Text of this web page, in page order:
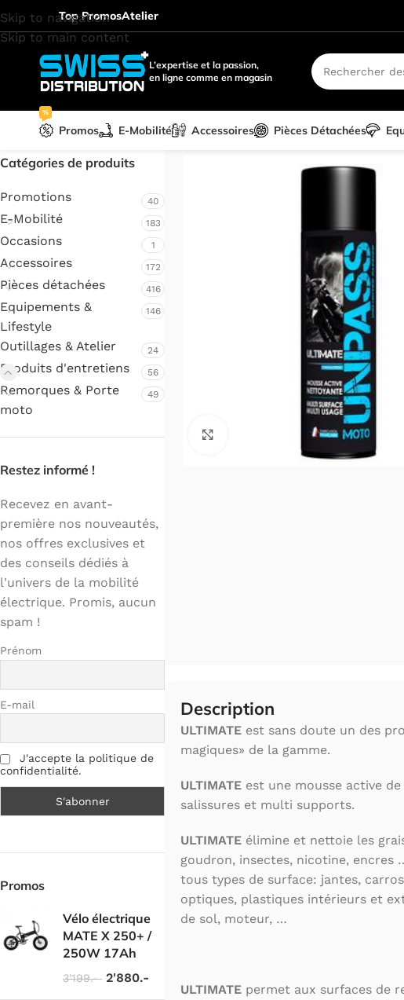
Skip to navigation
Skip to main content
Top PromosAtelier
L’expertise et la passion,
en ligne comme en magasin
Promos
%
E-Mobilité Accessoires Pièces Détachées
Catégories de produits
Promotions 40
E-Mobilité 183
Occasions 1
Accessoires 172
Pièces détachées 416
Equipements &
Lifestyle
146
Outillages & Atelier 24
Produits d'entretiens 56
Remorques & Porte
moto
49
Restez informé !
Recevez en avant-
première nos nouveautés,
nos offres exclusives et
des conseils dédiés à
l'univers de la mobilité
électrique. Promis, aucun
spam !
Prénom
E-mail
J'accepte la politique de
confidentialité.
Promos
Vélo électrique
MATE X 250+ /
250W 17Ah
3'199.- 2'880.-
Cliquez pour agrandir.
Description
ULTIMATE est sans doute un des
magiques» de la gamme.
ULTIMATE est une mousse active
salissures et multi supports.
ULTIMATE élimine et nettoie les
goudron, insectes, nicotine, encres
tous types de surface: jantes,
optiques, plastiques intérieurs et
de sol, moteur, …
ULTIMATE permet aux surfaces de